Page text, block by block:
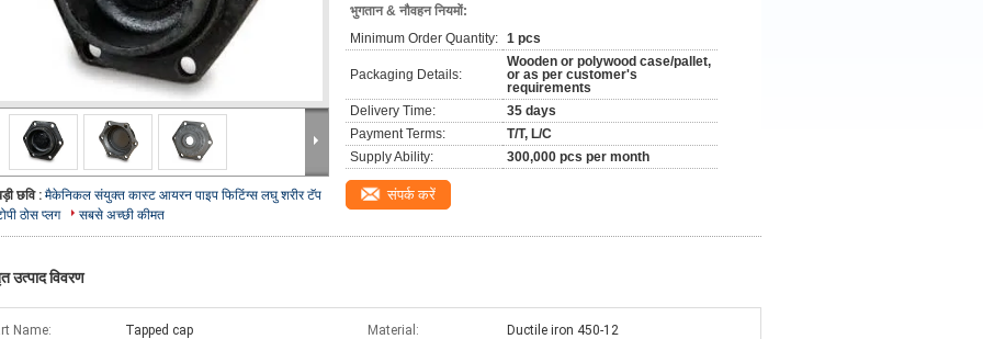
छवि : मैकेनिकल संयुक्त कास्ट आयरन पाइप फिटिंग्स लघु शरीर टॅप
ठोस प्लग
सबसे अच्छी कीमत
भुगतान & नौवहन नियमों:
Minimum Order Quantity: 1 pcs
Packaging Details:
Wooden or polywood case/pallet,
or as per customer's
requirements
Delivery Time:
35 days
Payment Terms:
T/T, L/C
Supply Ability:
300,000 pcs per month
संपर्क करें
उत्पाद विवरण
Name: Tapped cap Material: Ductile iron 450-12